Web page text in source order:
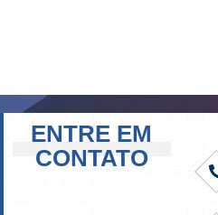
ENTRE EM
CONTATO